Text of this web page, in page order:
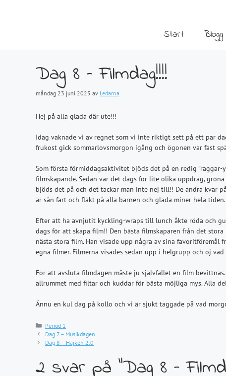
Start Blogg
Dag 8 – Filmdag!!!!
måndag 23 juni 2025 av Ledarna
Hej på alla glada där ute!!!
Idag vaknade vi av regnet som vi inte riktigt sett på ett par
frukost gick sommarlovsmorgon igång och ögonen var fast
Som första förmiddagsaktivitet bjöds det på en redig
filmskapande. Sedan var det dags för lite olika uppdrag,
bjöds det på och det tackar man inte nej till!! De andra kvar
är sån fart och fläkt på alla barnen och glada miner hela tiden.
Efter att ha avnjutit kyckling-wraps till lunch åkte röda och
dags för att skapa film!! Den bästa filmskaparen från det
nästa stora film. Han visade upp några av sina
egna filmer. Filmerna visades sedan upp i helgrupp och oj
För att avsluta filmdagen måste ju självfallet en film
allrummet med filtar och kuddar för bästa möjliga mys. Alla
Ännu en kul dag på kollo och vi är sjukt taggade på vad
Kategorier
Period 1
Dag 7 – Musikdagen
Dag 8 – Hajken 2.0
2 svar på ”Dag 8 –